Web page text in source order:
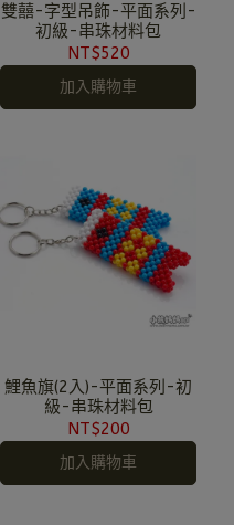
雙囍-字型吊飾-平面系列-
初級-串珠材料包
NT$520
加入購物車
鯉魚旗(2入)-平面系列-初
級-串珠材料包
NT$200
加入購物車